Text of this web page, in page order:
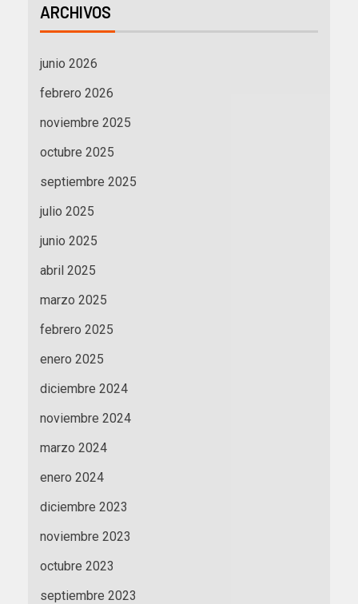
ARCHIVOS
junio 2026
febrero 2026
noviembre 2025
octubre 2025
septiembre 2025
julio 2025
junio 2025
abril 2025
marzo 2025
febrero 2025
enero 2025
diciembre 2024
noviembre 2024
marzo 2024
enero 2024
diciembre 2023
noviembre 2023
octubre 2023
septiembre 2023